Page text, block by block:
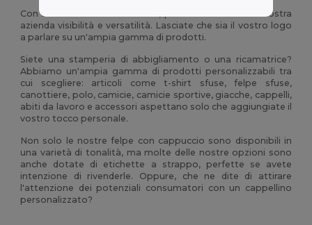
Con le nostre t-shirt in bianco, possiamo offrire alla vostra
azienda visibilità e versatilità. Lasciate che sia il vostro logo
a parlare su un'ampia gamma di prodotti.
Siete una stamperia di abbigliamento o una ricamatrice?
Abbiamo un'ampia gamma di prodotti personalizzabili tra
cui scegliere: articoli come t-shirt sfuse, felpe sfuse,
canottiere, polo, camicie, camicie sportive, giacche, cappelli,
abiti da lavoro e accessori aspettano solo che aggiungiate il
vostro tocco personale.
Non solo le nostre felpe con cappuccio sono disponibili in
una varietà di tonalità, ma molte delle nostre opzioni sono
anche dotate di etichette a strappo, perfette se avete
intenzione di rivenderle. Oppure, che ne dite di attirare
l'attenzione dei potenziali consumatori con un cappellino
personalizzato?